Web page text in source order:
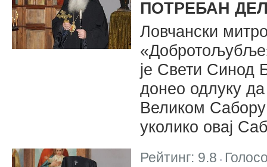
ПОТРЕБАН
Ловчански
је Свети Синод
донео одлуку
Великом
уколико овај
Рейтинг: 9.8